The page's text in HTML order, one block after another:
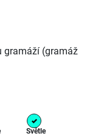
gramáží (gramáž
Světle